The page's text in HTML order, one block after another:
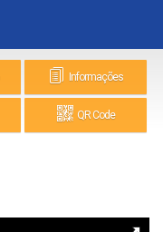
Informações
QR Code